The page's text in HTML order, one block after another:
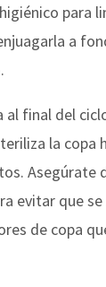
para
a
al final del
la copa
Asegúrate
evitar que
de copa